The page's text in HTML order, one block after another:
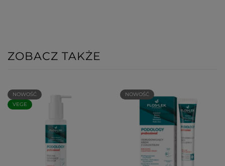
ZOBACZ TAKŻE
NOWOŚĆ
VEGE
NOWOŚĆ